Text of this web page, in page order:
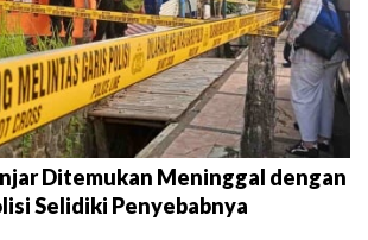
Ditemukan Meninggal dengan
Selidiki Penyebabnya